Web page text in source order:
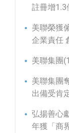
註冊增1.3
美聯榮獲
企業責任
美聯集團
美聯集團
出備受肯
弘揚善心
年獲「商